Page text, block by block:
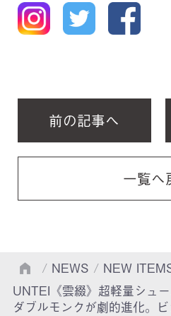
前の記事へ
一覧へ
/ NEWS / NEW
UNTEI《雲綴》超軽量シュ
ダブルモンクが劇的進化。